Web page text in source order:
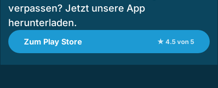
verpassen? Jetzt unsere App
herunterladen.
Zum Play Store ★ 4.5 von 5